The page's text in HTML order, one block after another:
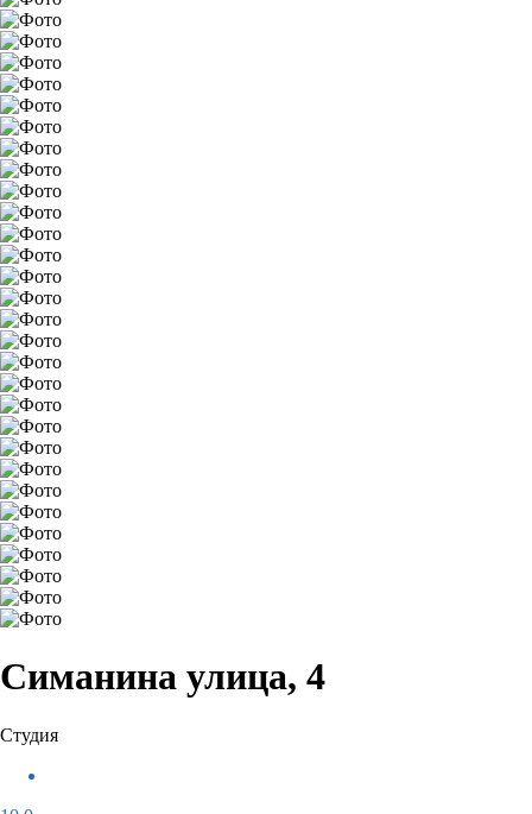
Симанина улица, 4
Студия